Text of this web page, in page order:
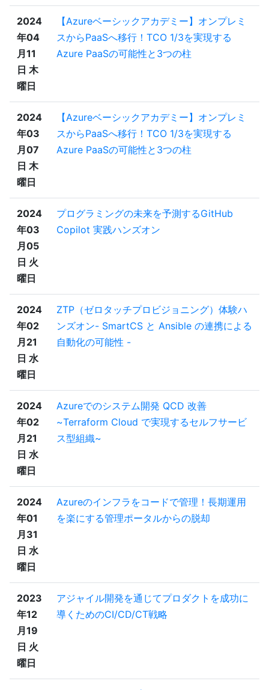
2024
年04
月11
日 木
曜日
【Azureベーシックアカデミー】オンプレミ
スからPaaSへ移行！TCO 1/3を実現する
Azure PaaSの可能性と3つの柱
2024
年03
月07
日 木
曜日
【Azureベーシックアカデミー】オンプレミ
スからPaaSへ移行！TCO 1/3を実現する
Azure PaaSの可能性と3つの柱
2024
年03
月05
日 火
曜日
プログラミングの未来を予測するGitHub
Copilot 実践ハンズオン
2024
年02
月21
日 水
曜日
ZTP（ゼロタッチプロビジョニング）体験ハ
ンズオン- SmartCS と Ansible の連携による
自動化の可能性 -
2024
年02
月21
日 水
曜日
Azureでのシステム開発 QCD 改善
~Terraform Cloud で実現するセルフサービ
ス型組織~
2024
年01
月31
日 水
曜日
Azureのインフラをコードで管理！長期運用
を楽にする管理ポータルからの脱却
2023
年12
月19
日 火
曜日
アジャイル開発を通じてプロダクトを成功に
導くためのCI/CD/CT戦略